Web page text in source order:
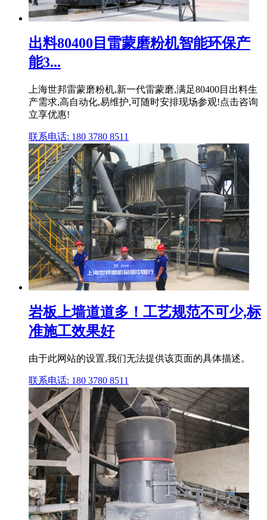
出料80400目雷蒙磨粉机智能环保产
能3...
上海世邦雷蒙磨粉机,新一代雷蒙磨,满足80400目出料生
产需求,高自动化,易维护,可随时安排现场参观!点击咨询
立享优惠!
联系电话: 180 3780 8511
岩板上墙道道多！工艺规范不可少,标
准施工效果好
由于此网站的设置,我们无法提供该页面的具体描述。
联系电话: 180 3780 8511